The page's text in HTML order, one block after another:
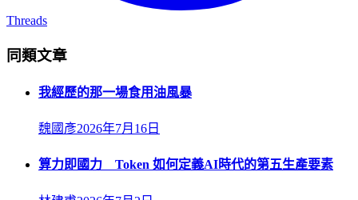
Threads
同類文章
我經歷的那一場食用油風暴
魏國彥2026年7月16日
算力即國力 Token 如何定義AI時代的第五生產要素